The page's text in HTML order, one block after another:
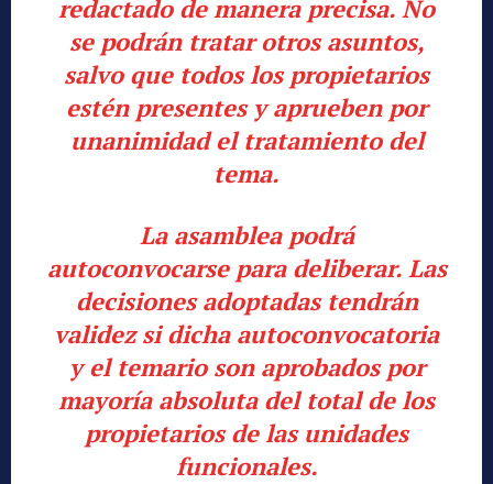
redactado de manera precisa. No
se podrán tratar otros asuntos,
salvo que todos los propietarios
estén presentes y aprueben por
unanimidad el tratamiento del
tema.
La asamblea podrá
autoconvocarse para deliberar. Las
decisiones adoptadas tendrán
validez si dicha autoconvocatoria
y el temario son aprobados por
mayoría absoluta del total de los
propietarios de las unidades
funcionales.